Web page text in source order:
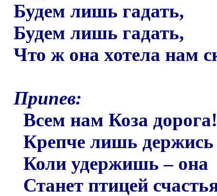
Будем лишь гадать,
Будем лишь гадать,
Что ж она хотела нам
Припев:
Всем нам Коза дорога!
Крепче лишь держись
Коли удержишь– она
Станет птицей